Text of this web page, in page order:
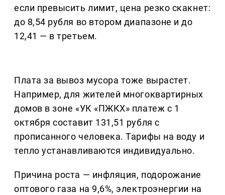
если превысить лимит, цена резко скакнет:
до 8,54 рубля во втором диапазоне и до
12,41 — в третьем.
Плата за вывоз мусора тоже вырастет.
Например, для жителей многоквартирных
домов в зоне «УК «ПЖКХ» платеж с 1
октября составит 131,51 рубля с
прописанного человека. Тарифы на воду и
тепло устанавливаются индивидуально.
Причина роста — инфляция, подорожание
оптового газа на 9,6%, электроэнергии на